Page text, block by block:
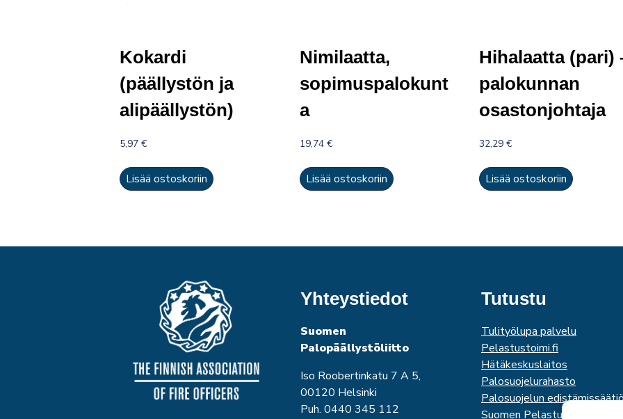
Kokardi
(päällystön ja
alipäällystön)
5,97 €
Lisää ostoskoriin
Nimilaatta,
sopimuspalokunt
a
19,74 €
Lisää ostoskoriin
Hihalaatta (pari)
palokunnan
osastonjohtaja
32,29 €
Lisää ostoskoriin
Yhteystiedot
Suomen
Palopäällystöliitto
Iso Roobertinkatu 7 A 5,
00120 Helsinki
Puh. 0440 345 112
Tutustu
Tulityölupa palvelu
Pelastustoimi.fi
Hätäkeskuslaitos
Palosuojelurahasto
Palosuojelun
Suomen Pelastusalan